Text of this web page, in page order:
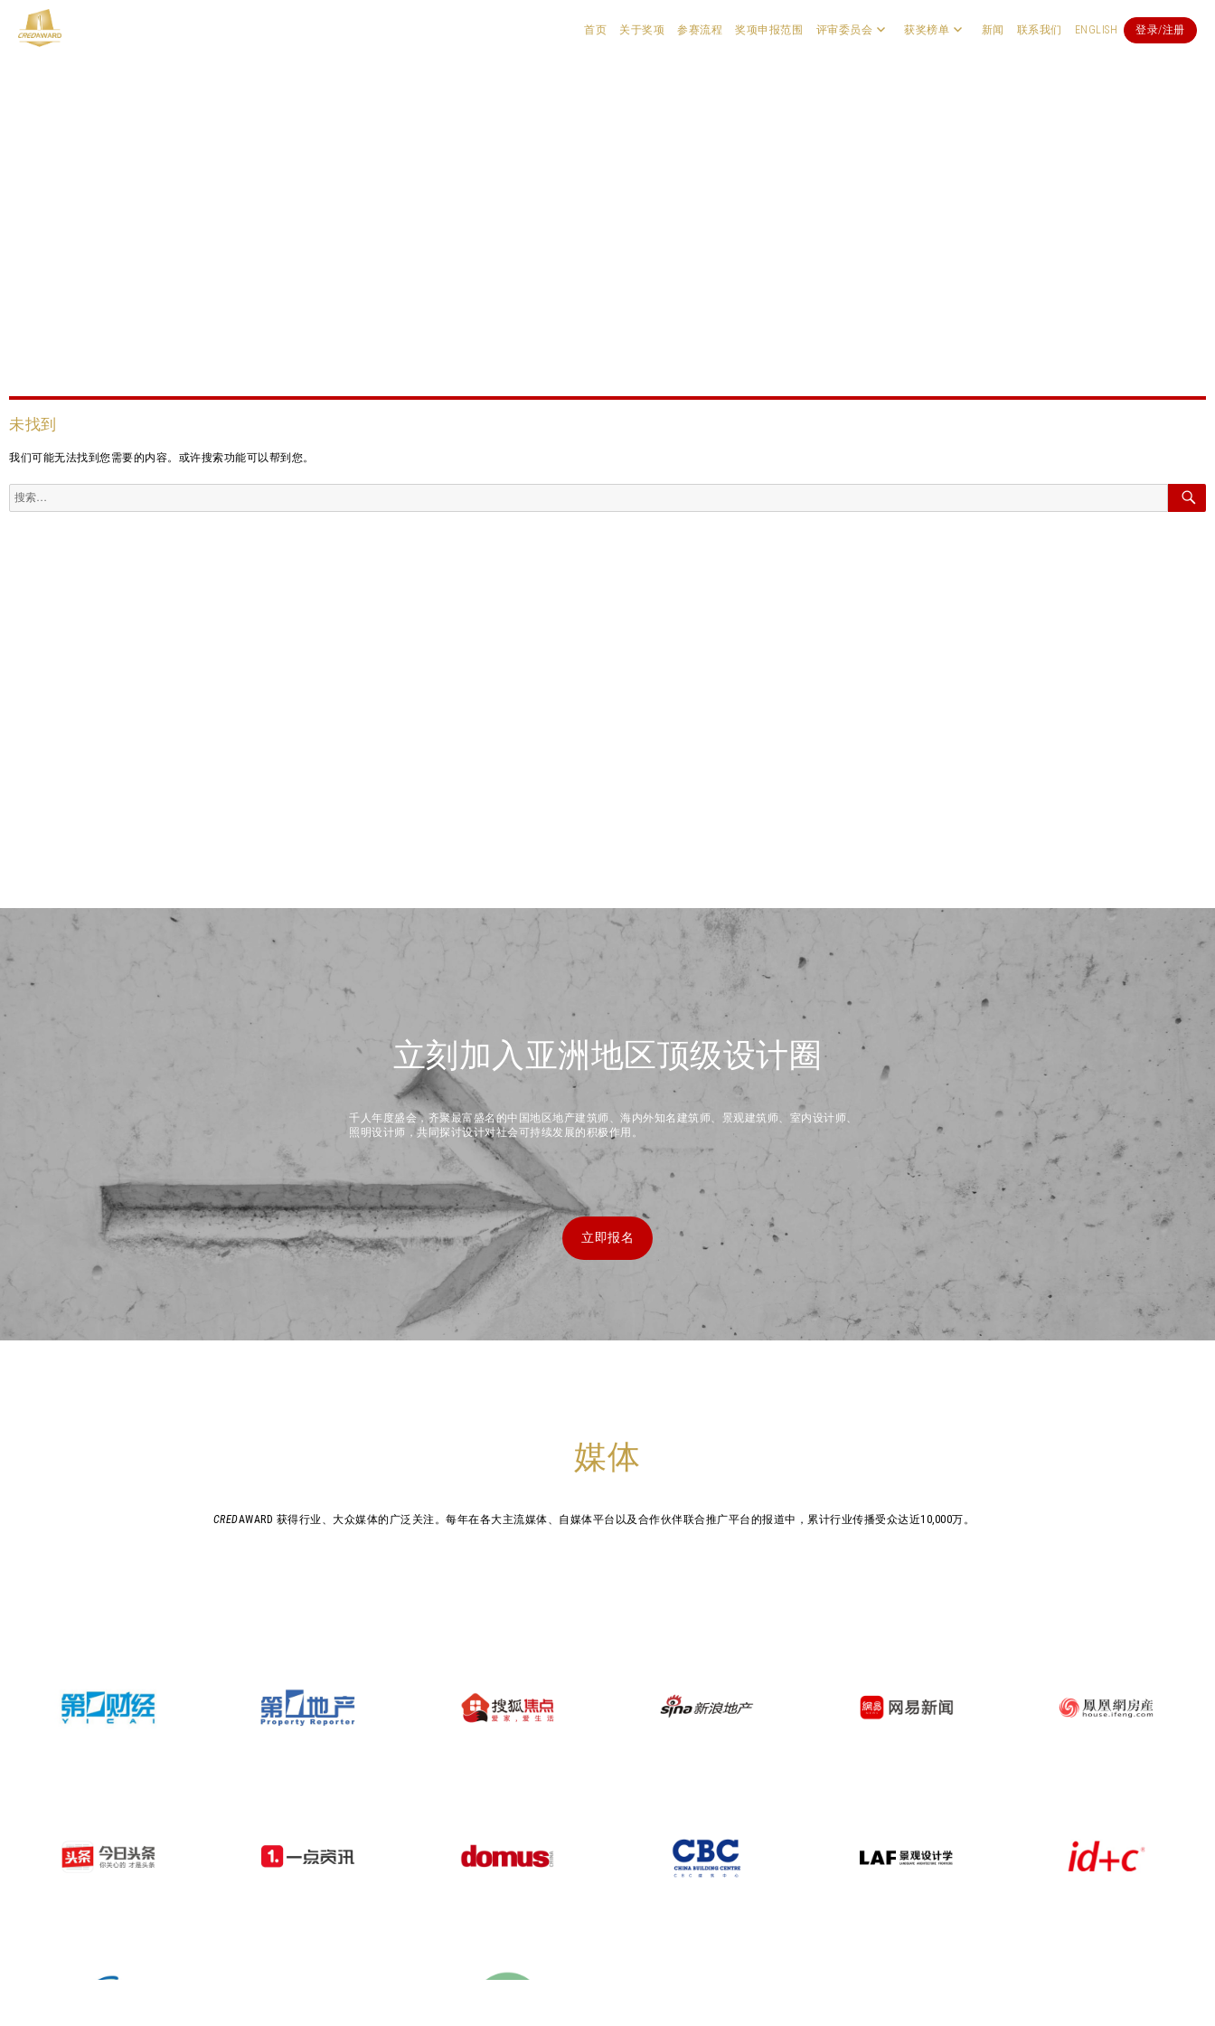
首页 关于奖项 参赛流程 奖项申报范围 评审委员会 获奖榜单 新闻 联系我们 ENGLISH 登录/注册
未找到
我们可能无法找到您需要的内容。或许搜索功能可以帮到您。
搜
索：
搜
立刻加入亚洲地区顶级设计圈
千人年度盛会，齐聚最富盛名的中国地区地产建筑师、海内外知名建筑师、景观建筑师、室内设计师、
照明设计师，共同探讨设计对社会可持续发展的积极作用。
立即报名
媒体
CREDAWARD 获得行业、大众媒体的广泛关注。每年在各大主流媒体、自媒体平台以及合作伙伴联合推广平台的报道中，累计行业传播受众达近10,000万。